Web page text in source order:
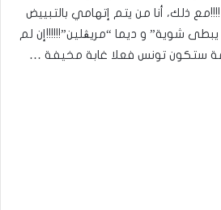
أموالي في 16 ماي 2017 !!!!مع ذلك، أنا من يتم إتهامي بالتبييض
شوية” و ديما “مريڨلين”!!!!!!إن لم
ستكون تونس فعلا غابة مخيفة …